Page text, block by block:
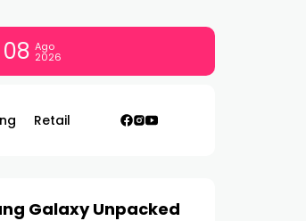
08 Ago
2026
Retail
Galaxy Unpacked